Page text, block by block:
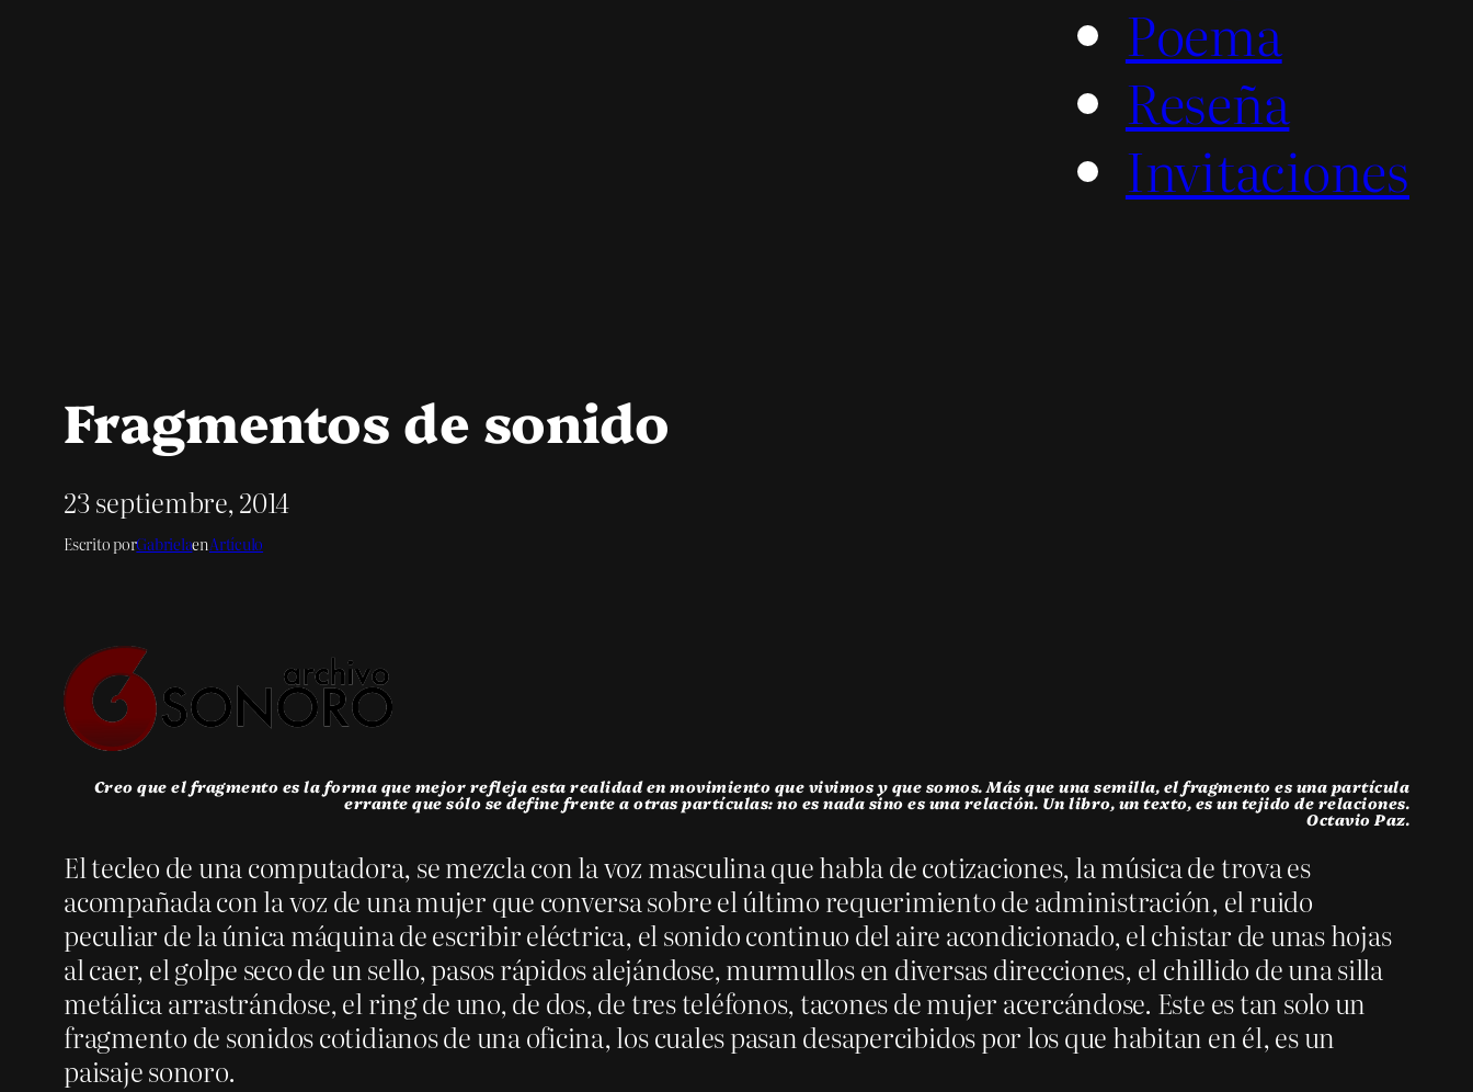
Poema
Reseña
Invitaciones
Fragmentos de sonido
23 septiembre, 2014
Escrito porGabrielaenArtículo
Creo que el fragmento es la forma que mejor refleja esta realidad en movimiento que vivimos y que somos. Más que una semilla, el fragmento es una partícula
errante que sólo se define frente a otras partículas: no es nada sino es una relación. Un libro, un texto, es un tejido de relaciones.
Octavio Paz.
El tecleo de una computadora, se mezcla con la voz masculina que habla de cotizaciones, la música de trova es
acompañada con la voz de una mujer que conversa sobre el último requerimiento de administración, el ruido
peculiar de la única máquina de escribir eléctrica, el sonido continuo del aire acondicionado, el chistar de unas hojas
al caer, el golpe seco de un sello, pasos rápidos alejándose, murmullos en diversas direcciones, el chillido de una silla
metálica arrastrándose, el ring de uno, de dos, de tres teléfonos, tacones de mujer acercándose. Este es tan solo un
fragmento de sonidos cotidianos de una oficina, los cuales pasan desapercibidos por los que habitan en él, es un
paisaje sonoro.